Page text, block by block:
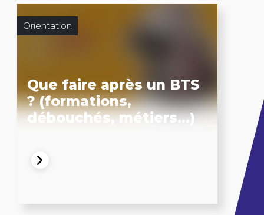
Orientation
Que faire après un BTS
? (formations,
débouchés, métiers…)